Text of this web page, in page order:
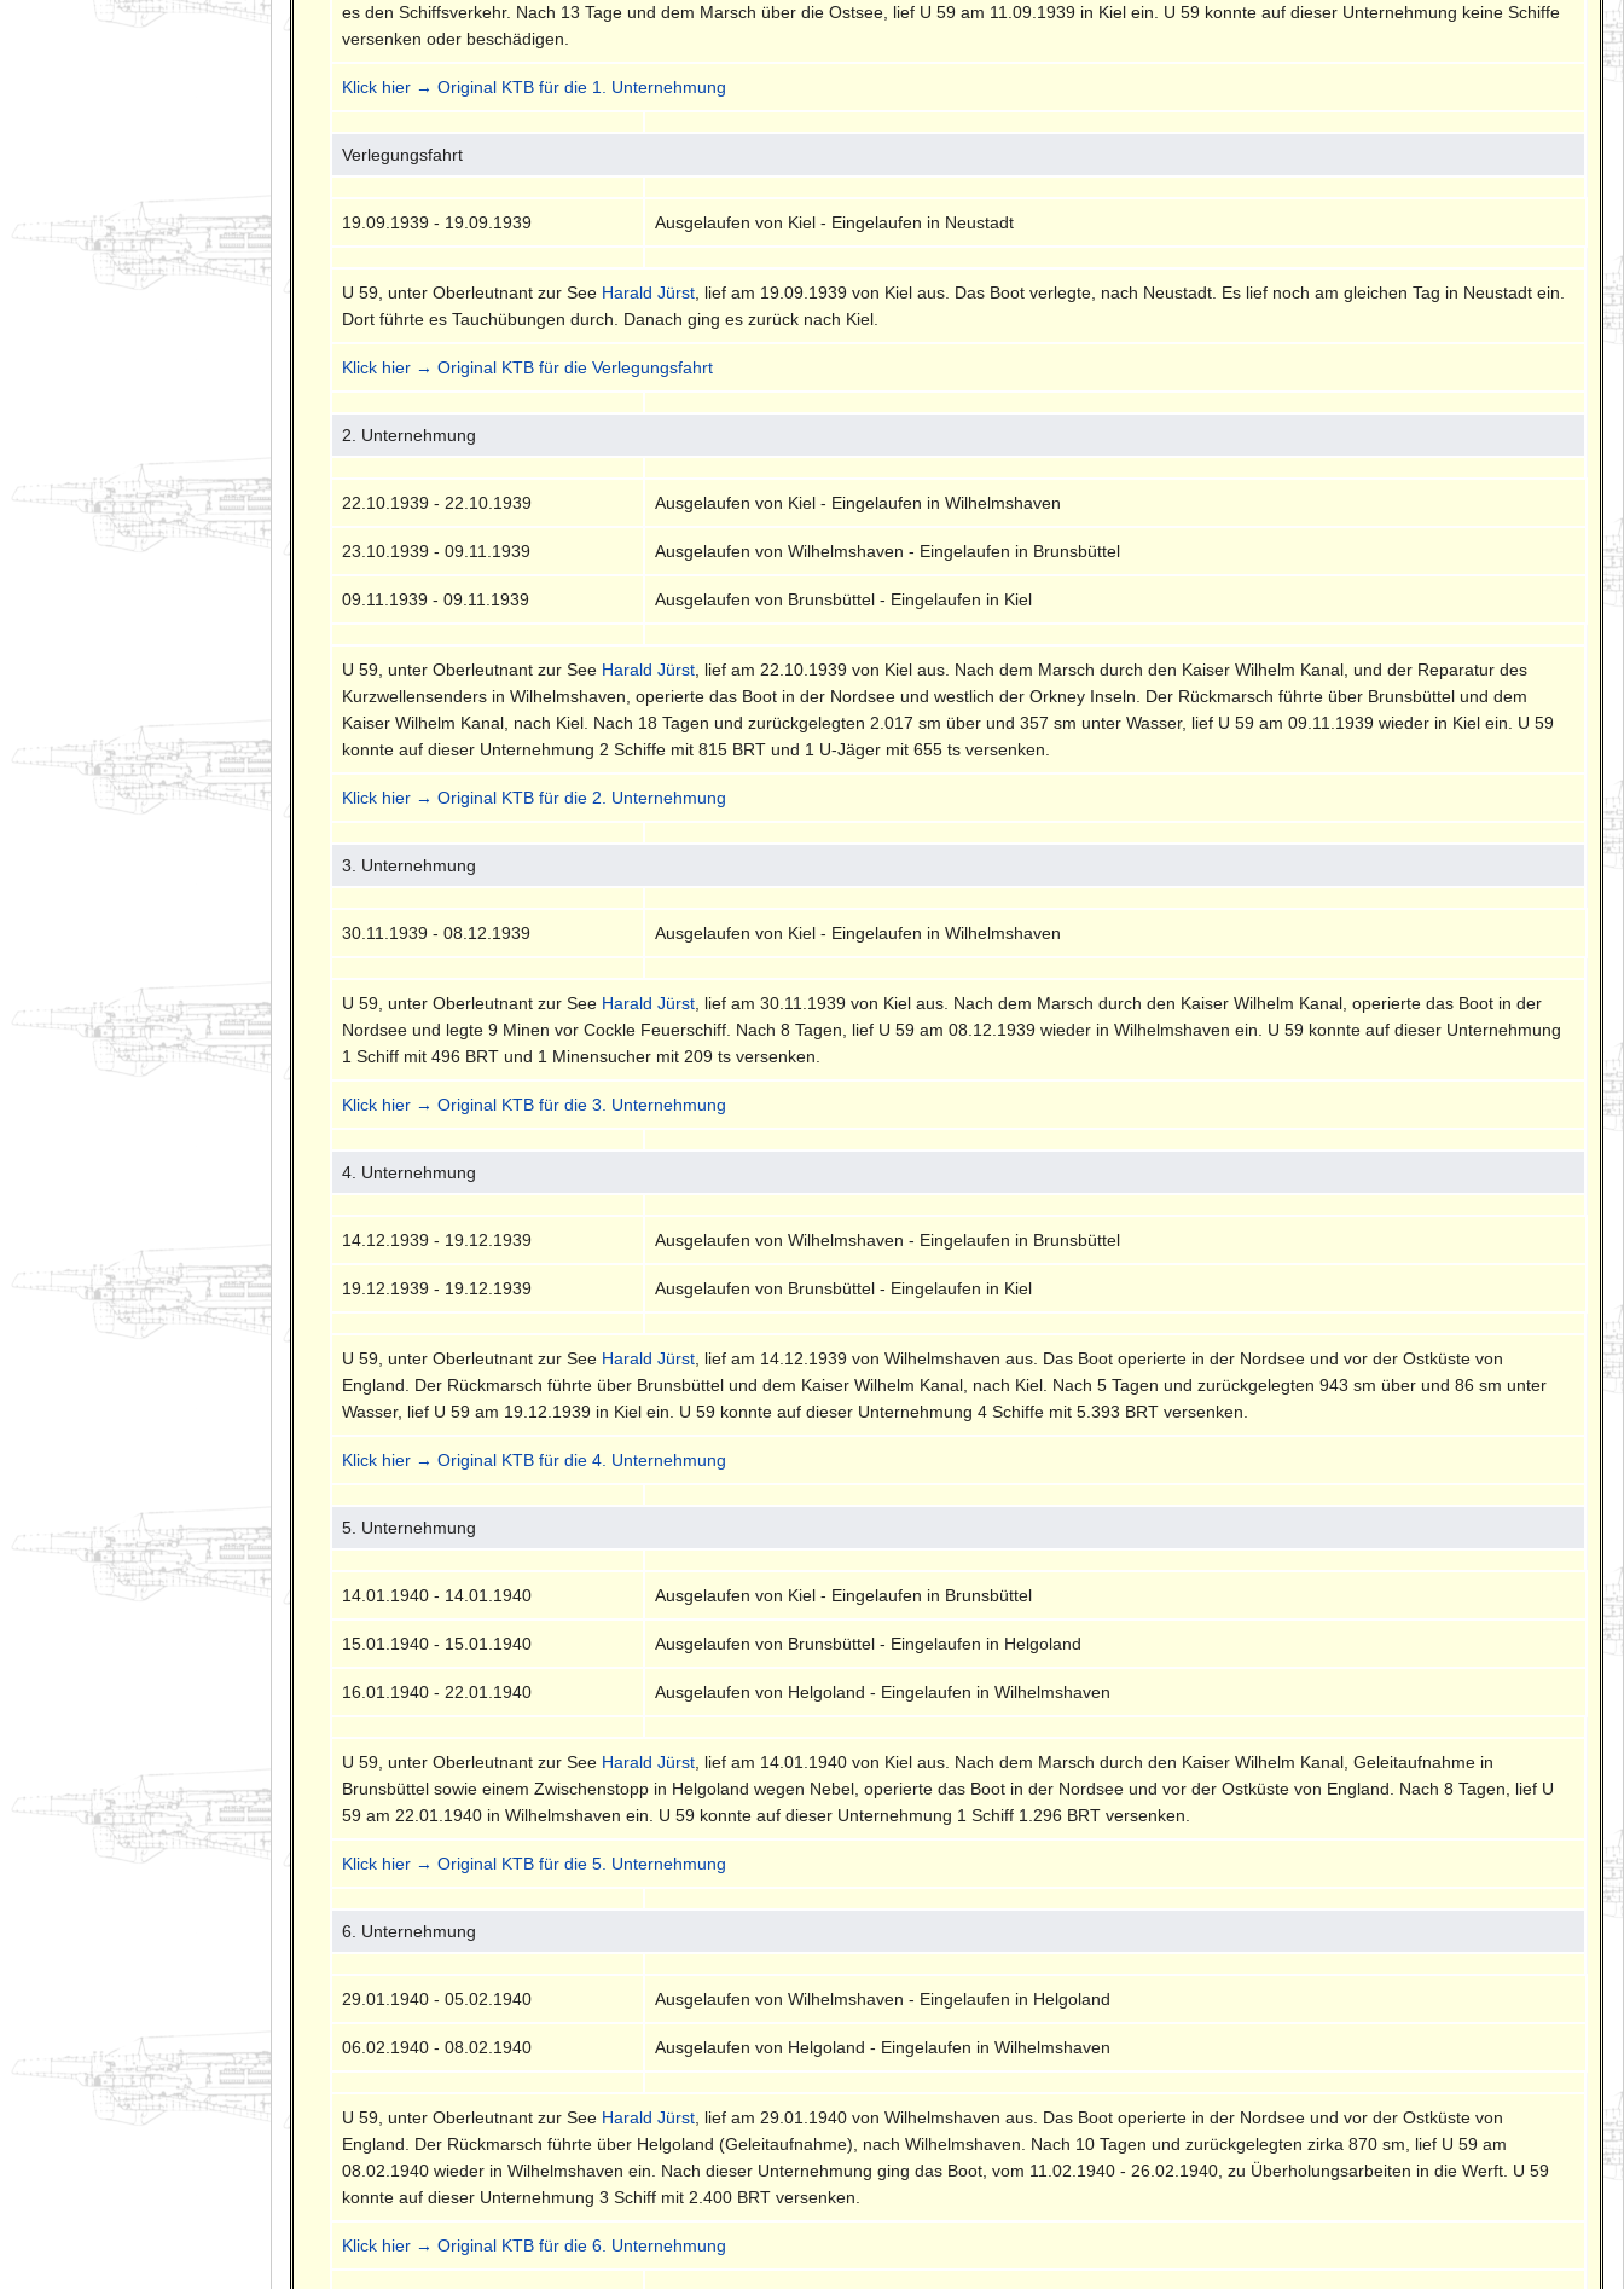
es den Schiffsverkehr. Nach 13 Tage und dem Marsch über die Ostsee, lief U 59 am 11.09.1939 in Kiel ein. U 59 konnte auf dieser Unternehmung keine Schiffe
versenken oder beschädigen.
Klick hier → Original KTB für die 1. Unternehmung
Verlegungsfahrt
19.09.1939 - 19.09.1939 Ausgelaufen von Kiel - Eingelaufen in Neustadt
U 59, unter Oberleutnant zur See Harald Jürst , lief am 19.09.1939 von Kiel aus. Das Boot verlegte, nach Neustadt. Es lief noch am gleichen Tag in Neustadt ein.
Dort führte es Tauchübungen durch. Danach ging es zurück nach Kiel.
Klick hier → Original KTB für die Verlegungsfahrt
2. Unternehmung
22.10.1939 - 22.10.1939 Ausgelaufen von Kiel - Eingelaufen in Wilhelmshaven
23.10.1939 - 09.11.1939 Ausgelaufen von Wilhelmshaven - Eingelaufen in Brunsbüttel
09.11.1939 - 09.11.1939 Ausgelaufen von Brunsbüttel - Eingelaufen in Kiel
U 59, unter Oberleutnant zur See Harald Jürst , lief am 22.10.1939 von Kiel aus. Nach dem Marsch durch den Kaiser Wilhelm Kanal, und der Reparatur des
Kurzwellensenders in Wilhelmshaven, operierte das Boot in der Nordsee und westlich der Orkney Inseln. Der Rückmarsch führte über Brunsbüttel und dem
Kaiser Wilhelm Kanal, nach Kiel. Nach 18 Tagen und zurückgelegten 2.017 sm über und 357 sm unter Wasser, lief U 59 am 09.11.1939 wieder in Kiel ein. U 59
konnte auf dieser Unternehmung 2 Schiffe mit 815 BRT und 1 U-Jäger mit 655 ts versenken.
Klick hier → Original KTB für die 2. Unternehmung
3. Unternehmung
30.11.1939 - 08.12.1939 Ausgelaufen von Kiel - Eingelaufen in Wilhelmshaven
U 59, unter Oberleutnant zur See Harald Jürst , lief am 30.11.1939 von Kiel aus. Nach dem Marsch durch den Kaiser Wilhelm Kanal, operierte das Boot in der
Nordsee und legte 9 Minen vor Cockle Feuerschiff. Nach 8 Tagen, lief U 59 am 08.12.1939 wieder in Wilhelmshaven ein. U 59 konnte auf dieser Unternehmung
1 Schiff mit 496 BRT und 1 Minensucher mit 209 ts versenken.
Klick hier → Original KTB für die 3. Unternehmung
4. Unternehmung
14.12.1939 - 19.12.1939 Ausgelaufen von Wilhelmshaven - Eingelaufen in Brunsbüttel
19.12.1939 - 19.12.1939 Ausgelaufen von Brunsbüttel - Eingelaufen in Kiel
U 59, unter Oberleutnant zur See Harald Jürst , lief am 14.12.1939 von Wilhelmshaven aus. Das Boot operierte in der Nordsee und vor der Ostküste von
England. Der Rückmarsch führte über Brunsbüttel und dem Kaiser Wilhelm Kanal, nach Kiel. Nach 5 Tagen und zurückgelegten 943 sm über und 86 sm unter
Wasser, lief U 59 am 19.12.1939 in Kiel ein. U 59 konnte auf dieser Unternehmung 4 Schiffe mit 5.393 BRT versenken.
Klick hier → Original KTB für die 4. Unternehmung
5. Unternehmung
14.01.1940 - 14.01.1940 Ausgelaufen von Kiel - Eingelaufen in Brunsbüttel
15.01.1940 - 15.01.1940 Ausgelaufen von Brunsbüttel - Eingelaufen in Helgoland
16.01.1940 - 22.01.1940 Ausgelaufen von Helgoland - Eingelaufen in Wilhelmshaven
U 59, unter Oberleutnant zur See Harald Jürst , lief am 14.01.1940 von Kiel aus. Nach dem Marsch durch den Kaiser Wilhelm Kanal, Geleitaufnahme in
Brunsbüttel sowie einem Zwischenstopp in Helgoland wegen Nebel, operierte das Boot in der Nordsee und vor der Ostküste von England. Nach 8 Tagen, lief U
59 am 22.01.1940 in Wilhelmshaven ein. U 59 konnte auf dieser Unternehmung 1 Schiff 1.296 BRT versenken.
Klick hier → Original KTB für die 5. Unternehmung
6. Unternehmung
29.01.1940 - 05.02.1940 Ausgelaufen von Wilhelmshaven - Eingelaufen in Helgoland
06.02.1940 - 08.02.1940 Ausgelaufen von Helgoland - Eingelaufen in Wilhelmshaven
U 59, unter Oberleutnant zur See Harald Jürst , lief am 29.01.1940 von Wilhelmshaven aus. Das Boot operierte in der Nordsee und vor der Ostküste von
England. Der Rückmarsch führte über Helgoland (Geleitaufnahme), nach Wilhelmshaven. Nach 10 Tagen und zurückgelegten zirka 870 sm, lief U 59 am
08.02.1940 wieder in Wilhelmshaven ein. Nach dieser Unternehmung ging das Boot, vom 11.02.1940 - 26.02.1940, zu Überholungsarbeiten in die Werft. U 59
konnte auf dieser Unternehmung 3 Schiff mit 2.400 BRT versenken.
Klick hier → Original KTB für die 6. Unternehmung